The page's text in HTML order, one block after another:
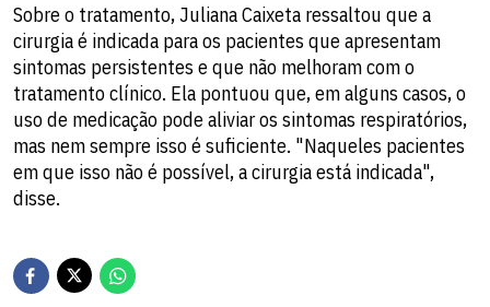
Sobre o tratamento, Juliana Caixeta ressaltou que a
cirurgia é indicada para os pacientes que apresentam
sintomas persistentes e que não melhoram com o
tratamento clínico. Ela pontuou que, em alguns casos, o
uso de medicação pode aliviar os sintomas respiratórios,
mas nem sempre isso é suficiente. "Naqueles pacientes
em que isso não é possível, a cirurgia está indicada",
disse.